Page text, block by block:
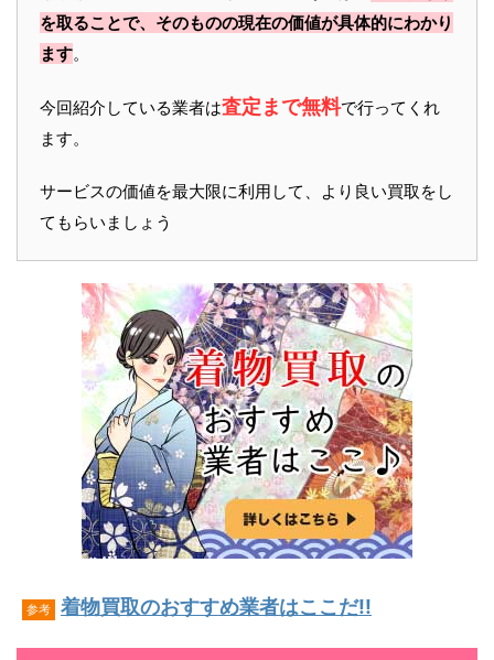
を取ることで、そのものの現在の価値が具体的にわかり
ます。
今回紹介している業者は査定まで無料で行ってくれ
ます。
サービスの価値を最大限に利用して、より良い買取をし
てもらいましょう
参考 着物買取のおすすめ業者はここだ!!